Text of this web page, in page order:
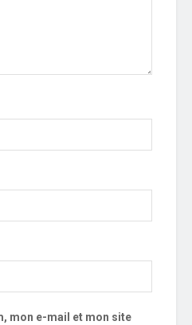
mon e-mail et mon site